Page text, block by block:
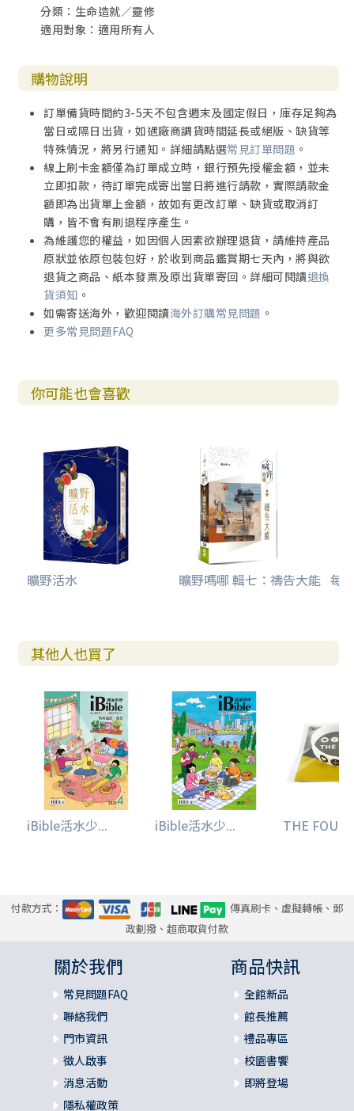
分類：生命造就／靈修
適用對象：適用所有人
購物說明
訂單備貨時間約3-5天不包含週末及國定假日，庫存足夠為
當日或隔日出貨，如遇廠商調貨時間延長或絕版、缺貨等
特殊情況，將另行通知。詳細請點選常見訂單問題 。
線上刷卡金額僅為訂單成立時，銀行預先授權金額，並未
立即扣款，待訂單完成寄出當日將進行請款，實際請款金
額即為出貨單上金額，故如有更改訂單、缺貨或取消訂
購，皆不會有刷退程序產生。
為維護您的權益，如因個人因素欲辦理退貨，請維持產品
原狀並依原包裝包好，於收到商品鑑賞期七天內，將與欲
退貨之商品、紙本發票及原出貨單寄回。詳細可閱讀退換
貨須知 。
如需寄送海外，歡迎閱讀海外訂購常見問題 。
更多常見問題FAQ
你可能也會喜歡
曠野活水 曠野嗎哪 輯七：禱告大能 每
其他人也買了
iBible活水少... iBible活水少... THE FOUR
付款方式：
傳真刷卡、虛擬轉帳、郵
政劃撥、超商取貨付款
關於我們
常見問題FAQ
聯絡我們
門市資訊
徵人啟事
消息活動
隱私權政策
商品快訊
全館新品
館長推薦
禮品專區
校園書饗
即將登場